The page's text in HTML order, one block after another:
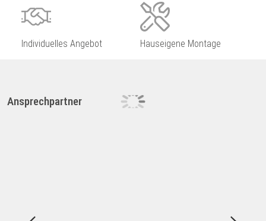
Individuelles Angebot Hauseigene Montage
Ansprechpartner